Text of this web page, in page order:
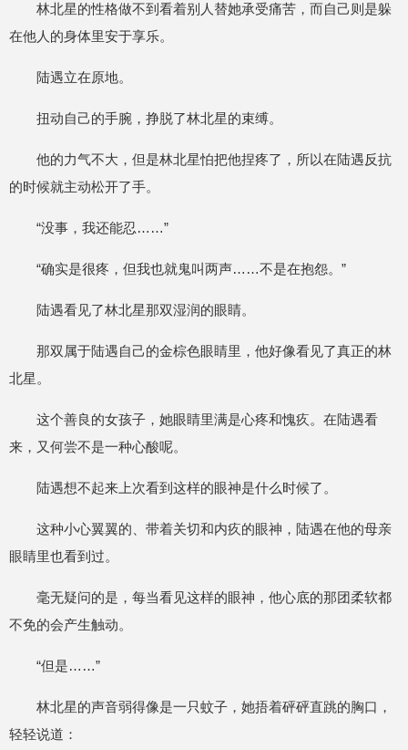
林北星的性格做不到看着别人替她承受痛苦，而自己则是躲
在他人的身体里安于享乐。
陆遇立在原地。
扭动自己的手腕，挣脱了林北星的束缚。
他的力气不大，但是林北星怕把他捏疼了，所以在陆遇反抗
的时候就主动松开了手。
“没事，我还能忍……”
“确实是很疼，但我也就鬼叫两声……不是在抱怨。”
陆遇看见了林北星那双湿润的眼睛。
那双属于陆遇自己的金棕色眼睛里，他好像看见了真正的林
北星。
这个善良的女孩子，她眼睛里满是心疼和愧疚。在陆遇看
来，又何尝不是一种心酸呢。
陆遇想不起来上次看到这样的眼神是什么时候了。
这种小心翼翼的、带着关切和内疚的眼神，陆遇在他的母亲
眼睛里也看到过。
毫无疑问的是，每当看见这样的眼神，他心底的那团柔软都
不免的会产生触动。
“但是……”
林北星的声音弱得像是一只蚊子，她捂着砰砰直跳的胸口，
轻轻说道：